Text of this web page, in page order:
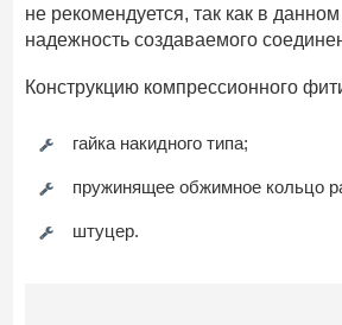
не рекомендуется, так как в
надежность создаваемого
Конструкцию компрессионного
гайка накидного типа;
пружинящее обжимное кольцо
штуцер.